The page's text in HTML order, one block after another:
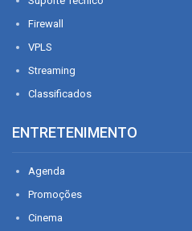
Firewall
VPLS
Streaming
Classificados
ENTRETENIMENTO
Agenda
Promoções
Cinema